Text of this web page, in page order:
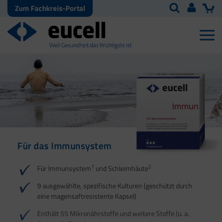
Zum Fachkreis-Portal
Für das Immunsystem
Für Immunsystem1 und Schleimhäute2
9 ausgewählte, spezifische Kulturen (geschützt durch
eine magensaftresistente Kapsel)
Enthält 55 Mikronährstoffe und weitere Stoffe (u. a.
Für Haut, Haare und
4
Für Ihre natürliche